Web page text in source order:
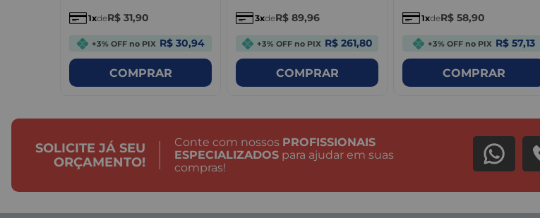
1 deR$ 31,90
+3% OFF no PIX R$ 30,94
COMPRAR
3 deR$ 89,96
+3% OFF no PIX R$ 261,80
COMPRAR
1 deR$ 58,90
+3% OFF no PIX R$ 57,13
COMPRAR
Conte com nossos PROFISSIONAIS
ESPECIALIZADOS para ajudar em suas
compras!
SOLICITE JÁ SEU
ORÇAMENTO!